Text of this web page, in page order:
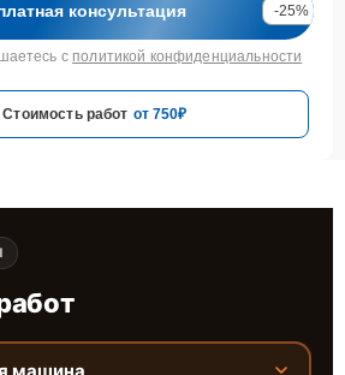
консультация -25%
с политикой конфиденциальности
Стоимость работ от 750₽
машина